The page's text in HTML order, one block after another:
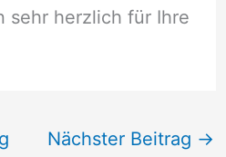
sehr herzlich für Ihre
Nächster Beitrag →